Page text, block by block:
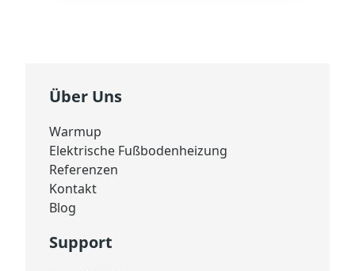
Über Uns
Warmup
Elektrische Fußbodenheizung
Referenzen
Kontakt
Blog
Support